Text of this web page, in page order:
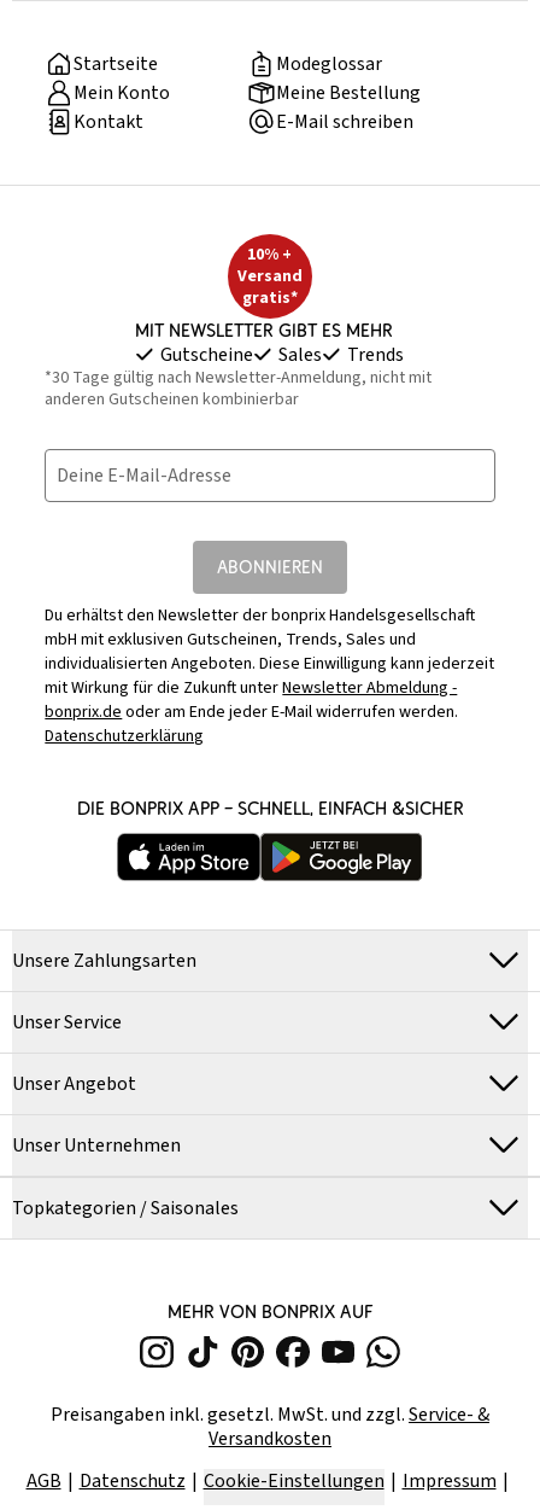
Startseite
Modeglossar
Mein Konto
Meine Bestellung
Kontakt
E-Mail schreiben
10% +
Versand
gratis*
Mit Newsletter gibt es mehr
Gutscheine Sales Trends
*30 Tage gültig nach Newsletter-Anmeldung, nicht mit
anderen Gutscheinen kombinierbar
Deine E-Mail-Adresse
ABONNIEREN
Du erhältst den Newsletter der bonprix Handelsgesellschaft
mbH mit exklusiven Gutscheinen, Trends, Sales und
individualisierten Angeboten. Diese Einwilligung kann jederzeit
mit Wirkung für die Zukunft unterNewsletter Abmeldung -
bonprix.deoder am Ende jeder E-Mail widerrufen werden.
Datenschutzerklärung
DIE BONPRIX APP – SCHNELL, EINFACH &SICHER
Unsere Zahlungsarten
Unser Service
Unser Angebot
Unser Unternehmen
Topkategorien / Saisonales
MEHR VON BONPRIX AUF
Preisangaben inkl. gesetzl. MwSt. und zzgl.Service- &
Versandkosten
AGB
Datenschutz Cookie-Einstellungen
Impressum